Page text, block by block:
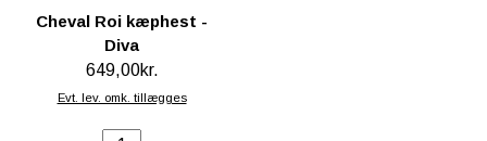
Cheval Roi kæphest -
Diva
649,00kr.
Evt. lev. omk. tillægges